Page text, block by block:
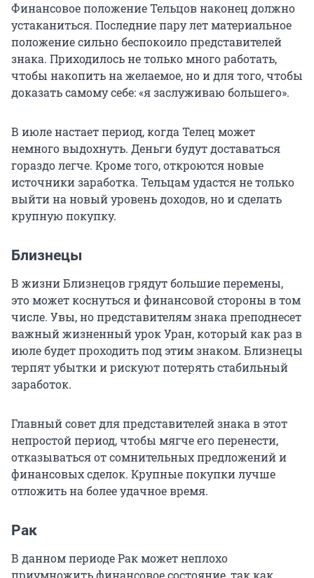
Финансовое положение Тельцов наконец должно
устаканиться. Последние пару лет материальное
положение сильно беспокоило представителей
знака. Приходилось не только много работать,
чтобы накопить на желаемое, но и для того, чтобы
доказать самому себе: «я заслуживаю большего».
В июле настает период, когда Телец может
немного выдохнуть. Деньги будут доставаться
гораздо легче. Кроме того, откроются новые
источники заработка. Тельцам удастся не только
выйти на новый уровень доходов, но и сделать
крупную покупку.
Близнецы
В жизни Близнецов грядут большие перемены,
это может коснуться и финансовой стороны в том
числе. Увы, но представителям знака преподнесет
важный жизненный урок Уран, который как раз в
июле будет проходить под этим знаком. Близнецы
терпят убытки и рискуют потерять стабильный
заработок.
Главный совет для представителей знака в этот
непростой период, чтобы мягче его перенести,
отказываться от сомнительных предложений и
финансовых сделок. Крупные покупки лучше
отложить на более удачное время.
Рак
В данном периоде Рак может неплохо
приумножить финансовое состояние, так как